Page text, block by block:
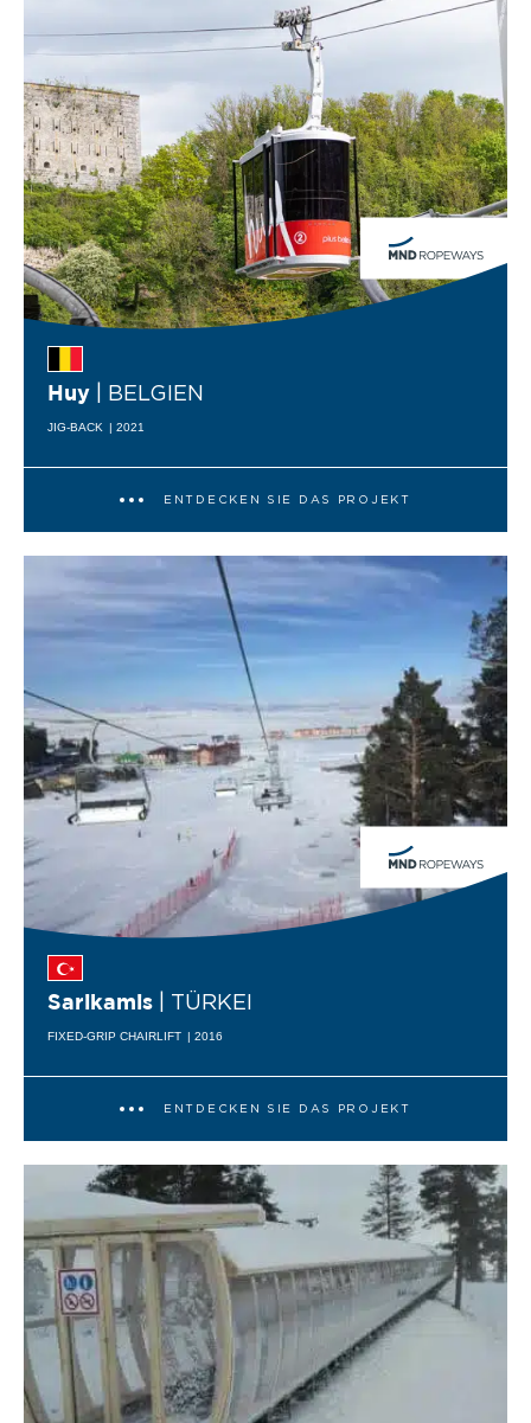
Huy | BELGIEN
JIG-BACK | 2021
ENTDECKEN SIE DAS PROJEKT
Sarikamis | TÜRKEI
FIXED-GRIP CHAIRLIFT | 2016
ENTDECKEN SIE DAS PROJEKT